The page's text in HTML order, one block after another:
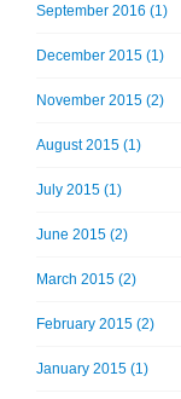
September 2016 (1)
December 2015 (1)
November 2015 (2)
August 2015 (1)
July 2015 (1)
June 2015 (2)
March 2015 (2)
February 2015 (2)
January 2015 (1)